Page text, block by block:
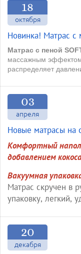
18
октября
Новинка! Матрас
Матрас с пеной
массажным
распределяет
03
апреля
Новые матрасы на
Комфортный
добавлением
Вакуумная
Матрас скручен в
упаковку, легкий,
20
декабря